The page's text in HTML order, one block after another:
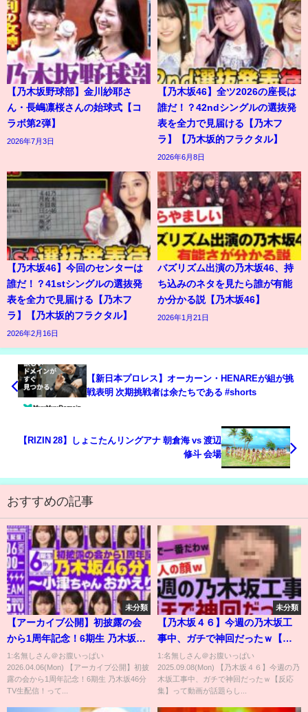
【乃木坂野球部】金川紗耶さ
ん・長嶋凛桜さんの始球式【コ
ラボ第2弾】
2026年7月3日
【乃木坂46】全ツ2026の座長は
誰だ！？42ndシングルの選抜発
表を全力で見届ける【乃木フ
ラ】【乃木坂的フラクタル】
2026年6月8日
【乃木坂46】今回のセンターは
誰だ！？41stシングルの選抜発
表を全力で見届ける【乃木フ
ラ】【乃木坂的フラクタル】
2026年2月16日
バズリズム出演の乃木坂46、持
ち込みのネタを見たら誰が有能
か分かる説【乃木坂46】
2026年1月21日
【新日本プロレス】オーカーン・HENAREが組が挑
戦表明 次期挑戦者は余たちである #shorts
【RIZIN 28】しょこたんリングアナ 朝倉海 vs 渡辺
修斗 会場
おすすめの記事
未分類
【アーカイブ公開】初披露の会
から1周年記念！6期生 乃木坂46
分TV生配信！
1:名無しさん＠お腹いっぱい
2026.04.06(Mon) 【アーカイブ公開】初披
露の会から1周年記念！6期生 乃木坂46分
TV生配信！って...
未分類
【乃木坂４６】今週の乃木坂工
事中、ガチで神回だったｗ【反
応集】
1:名無しさん＠お腹いっぱい
2025.09.08(Mon) 【乃木坂４６】今週の乃
木坂工事中、ガチで神回だったｗ【反応
集】って動画が話題らし...